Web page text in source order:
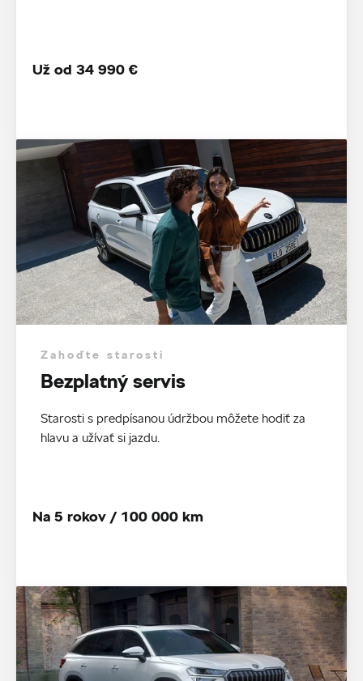
Už od 34 990 €
Zahoďte starosti
Bezplatný servis
Starosti s predpísanou údržbou môžete hodiť za
hlavu a užívať si jazdu.
Na 5 rokov / 100 000 km